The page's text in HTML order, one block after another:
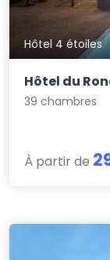
Hôtel 4 étoiles
Hôtel du
39 chambres
À partir de